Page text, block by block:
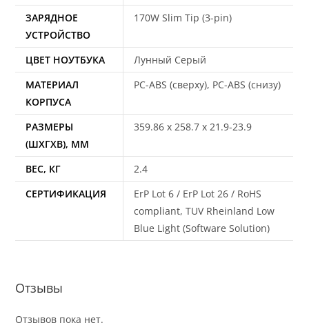
ЗАРЯДНОЕ
УСТРОЙСТВО
170W Slim Tip (3-pin)
ЦВЕТ НОУТБУКА
Лунный Серый
МАТЕРИАЛ
КОРПУСА
PC-ABS (сверху), PC-ABS (снизу)
РАЗМЕРЫ
(ШХГХВ), ММ
359.86 x 258.7 x 21.9-23.9
ВЕС, КГ
2.4
СЕРТИФИКАЦИЯ
ErP Lot 6 / ErP Lot 26 / RoHS
compliant, TUV Rheinland Low
Blue Light (Software Solution)
Отзывы
Отзывов пока нет.